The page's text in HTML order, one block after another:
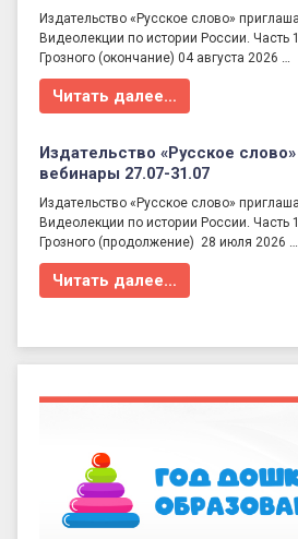
Издательство «Русское слово»
Видеолекции по истории России. Часть
Грозного (окончание) 04 августа 2026 …
Читать далее…
Издательство «Русское
вебинары 27.07-31.07
Издательство «Русское слово»
Видеолекции по истории России. Часть
Грозного (продолжение) 28 июля 2026 …
Читать далее…